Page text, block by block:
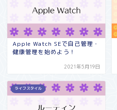
Apple Watch SEで自己管理・
健康管理を始めよう！
2021年5月19日
ライフスタイル